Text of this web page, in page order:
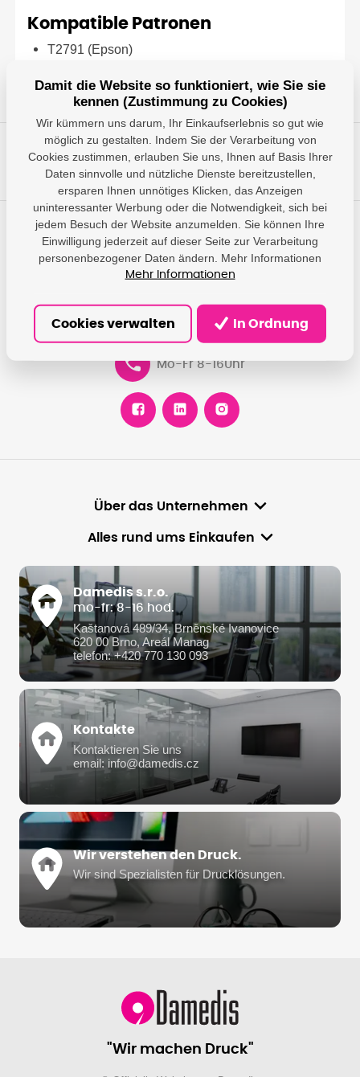
Kompatible Patronen
T2791 (Epson)
Haben Sie Fragen?
Wir geben Ihnen Antworten und helfen Ihnen, die am besten
geeignete Lösung zu finden.
info@damedis.cz
Mo-Fr 8-16Uhr
Über das Unternehmen
Alles rund ums Einkaufen
Damedis s.r.o.
mo-fr: 8-16 hod.
Kaštanová 489/34, Brněnské Ivanovice
620 00 Brno, Areál Manag
telefon: +420 770 130 093
Kontakte
Kontaktieren Sie uns
email: info@damedis.cz
Wir verstehen den Druck.
Wir sind Spezialisten für Drucklösungen.
"Wir machen Druck"
Damit die Website so funktioniert, wie Sie sie
kennen (Zustimmung zu Cookies)
Wir kümmern uns darum, Ihr Einkaufserlebnis so gut wie
möglich zu gestalten. Indem Sie der Verarbeitung von
Cookies zustimmen, erlauben Sie uns, Ihnen auf Basis Ihrer
Daten sinnvolle und nützliche Dienste bereitzustellen,
ersparen Ihnen unnötiges Klicken, das Anzeigen
uninteressanter Werbung oder die Notwendigkeit, sich bei
jedem Besuch der Website anzumelden. Sie können Ihre
Einwilligung jederzeit auf dieser Seite zur Verarbeitung
personenbezogener Daten ändern. Mehr Informationen
Mehr Informationen
Cookies verwalten In Ordnung